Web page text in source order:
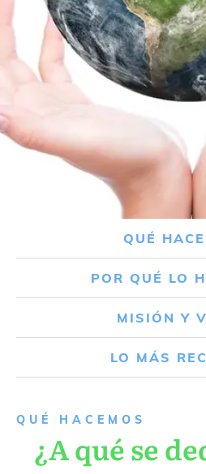
QUÉ
POR QUÉ LO
MISIÓN Y
LO MÁS
QUÉ HACEMOS
¿A qué se